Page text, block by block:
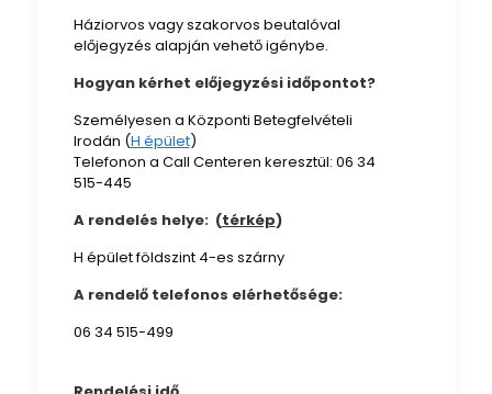
Háziorvos vagy szakorvos beutalóval
előjegyzés alapján vehető igénybe.
Hogyan kérhet előjegyzési időpontot?
Személyesen a Központi Betegfelvételi
Irodán (H épület)
Telefonon a Call Centeren keresztül: 06 34
515-445
A rendelés helye: (térkép)
H épület földszint 4-es szárny
A rendelő telefonos elérhetősége:
06 34 515-499